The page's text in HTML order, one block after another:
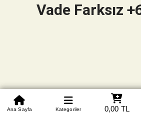
0850 305 09
Beden Tablosu Banka Hesapları
Ana Sayfa Kategoriler 0,00 TL
Vade Farksız